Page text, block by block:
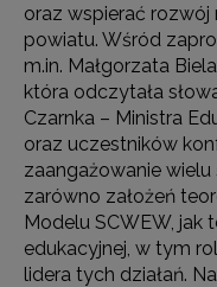
oraz wspierać
powiatu. Wśród
m.in. Małgorzata
która odczytała
Czarnka – Ministra
oraz uczestników
zaangażowanie
zarówno założeń
Modelu SCWEW, jak
edukacyjnej, w tym
lidera tych działań.